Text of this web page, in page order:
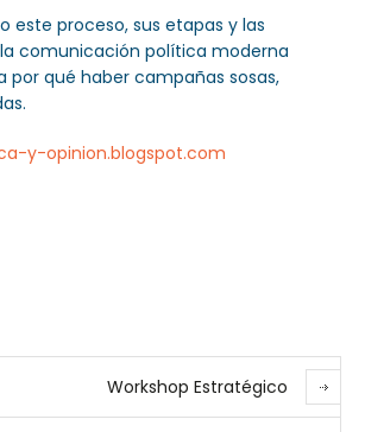
este proceso, sus etapas y las
comunicación política moderna
por qué haber campañas sosas,
y-opinion.blogspot.com
Workshop Estratégico